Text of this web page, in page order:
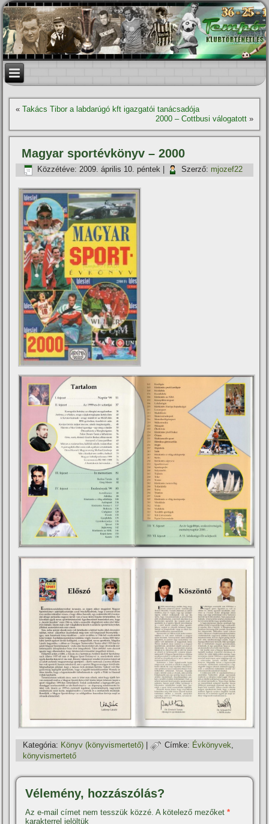
«Takács Tibor a labdarúgó kft igazgatói tanácsadója
2000 – Cottbusi válogatott»
Magyar sportévkönyv – 2000
Közzétéve: 2009. április 10. péntek Szerző: mjozef22
Kategória: Könyv (könyvismertető) | Címke: Évkönyvek,
könyvismertető
Vélemény, hozzászólás?
Az e-mail címet nem tesszük közzé. A kötelező mezőket*
karakterrel jelöltük